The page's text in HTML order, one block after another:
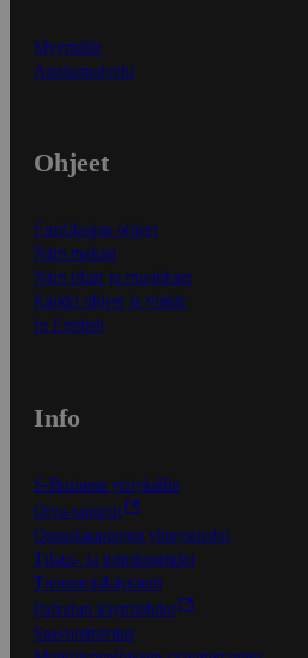
Myymälät
Asiakaspalvelu
Ohjeet
Ensitilaajan ohjeet
Näin maksat
Näin tilaat ja muokkaat
Kaikki ohjeet ja vinkit
In English
Info
S-Business yrityksille
Oiva-raportit
Osuuskauppojen yhteystiedot
Tilaus- ja toimitusehdot
Tietosuojakäytäntö
Palvelun käyttöehdot
Saavutettavuus